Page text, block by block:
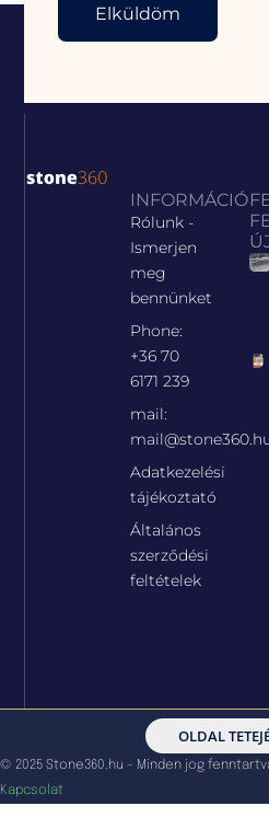
Elküldöm
INFORMÁCIÓ
Rólunk -
Ismerjen
meg
bennünket
Phone:
+36 70
6171 239
mail:
Adatkezelési
tájékoztató
Általános
szerződési
feltételek
OLDAL
© 2025 Stone360.hu – Minden jog
Kapcsolat